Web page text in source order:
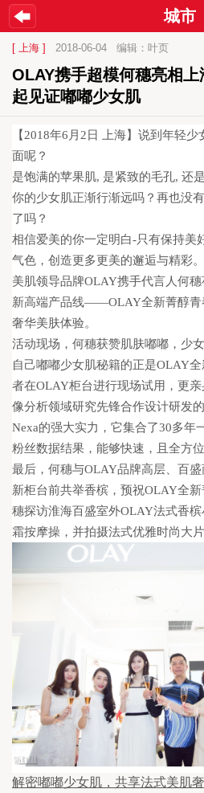
城市
[ 上海 ] 2018-06-04 编辑：叶页
OLAY携手超模何穗亮相
起见证嘟嘟少女肌
【2018年6月2日 上海】说到年轻
面呢？
是饱满的苹果肌, 是紧致的毛孔, 还
你的少女肌正渐行渐远吗？再也没
了吗？
相信爱美的你一定明白-只有保持美
气色，创造更多更美的邂逅与精彩
美肌领导品牌OLAY携手代言人何
新高端产品线——OLAY全新菁醇青
奢华美肤体验。
活动现场，何穗获赞肌肤嘟嘟，少
自己嘟嘟少女肌秘籍的正是OLAY
者在OLAY柜台进行现场试用，更
像分析领域研究先锋合作设计研发
Nexa的强大实力，它集合了30多年
粉丝数据结果，能够快速，且全方
最后，何穗与OLAY品牌高层、百
新柜台前共举香槟，预祝OLAY全
穗探访淮海百盛室外OLAY法式香
霜按摩操，并拍摄法式优雅时尚大片
解密嘟嘟少女肌，共享法式美肌